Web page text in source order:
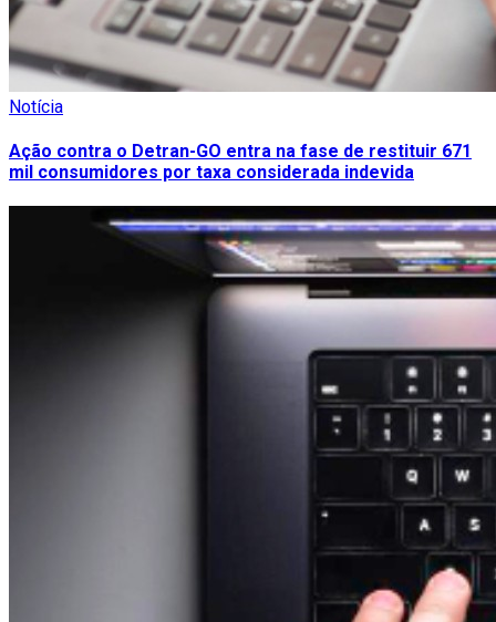
Notícia
Ação contra o Detran-GO entra na fase de restituir 671
mil consumidores por taxa considerada indevida